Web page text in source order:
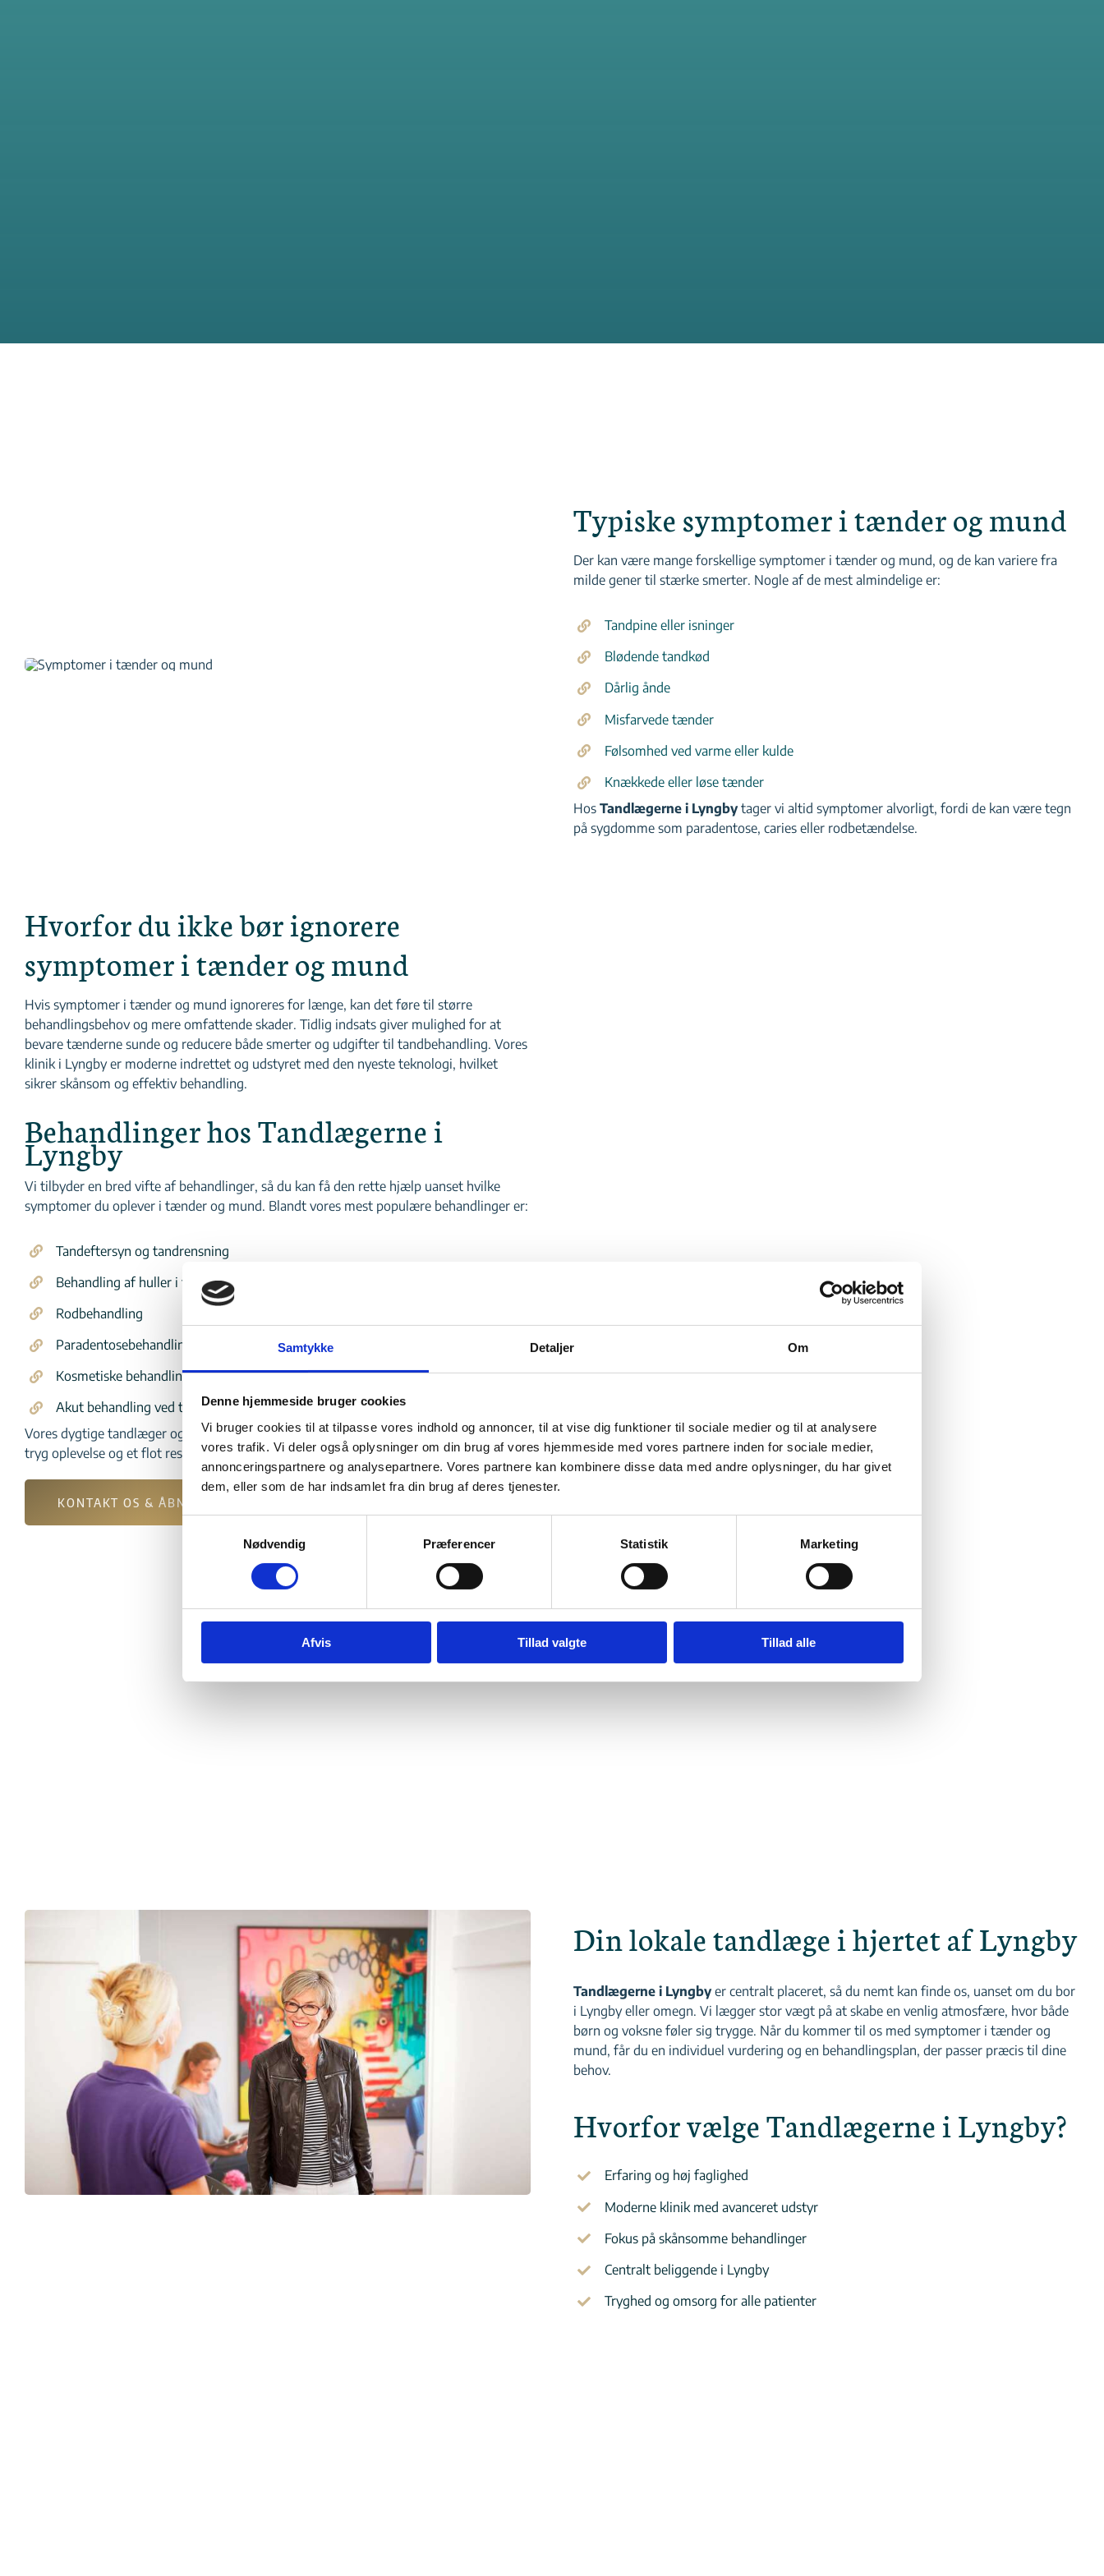
Samtykke Detaljer Om
Denne hjemmeside bruger cookies
Vi bruger cookies til at tilpasse vores indhold og annoncer, til at vise dig funktioner til sociale medier og til at analysere
vores trafik. Vi deler også oplysninger om din brug af vores hjemmeside med vores partnere inden for sociale medier,
annonceringspartnere og analysepartnere. Vores partnere kan kombinere disse data med andre oplysninger, du har givet
dem, eller som de har indsamlet fra din brug af deres tjenester.
Samtykkevalg
Nødvendig
Præferencer Statistik Marketing
Afvis Tillad valgte Tillad alle
Typiske symptomer i tænder og mund
Der kan være mange forskellige symptomer i tænder og mund, og de kan variere fra
milde gener til stærke smerter. Nogle af de mest almindelige er:
Tandpine eller isninger
Blødende tandkød
Dårlig ånde
Misfarvede tænder
Følsomhed ved varme eller kulde
Knækkede eller løse tænder
Hos Tandlægerne i Lyngbytager vi altid symptomer alvorligt, fordi de kan være tegn
på sygdomme som paradentose, caries eller rodbetændelse.
Hvorfor du ikke bør ignorere
symptomer i tænder og mund
Hvis symptomer i tænder og mund ignoreres for længe, kan det føre til større
behandlingsbehov og mere omfattende skader. Tidlig indsats giver mulighed for at
bevare tænderne sunde og reducere både smerter og udgifter til tandbehandling. Vores
klinik i Lyngby er moderne indrettet og udstyret med den nyeste teknologi, hvilket
sikrer skånsom og effektiv behandling.
Behandlinger hos Tandlægerne i
Lyngby
Vi tilbyder en bred vifte af behandlinger, så du kan få den rette hjælp uanset hvilke
symptomer du oplever i tænder og mund. Blandt vores mest populære behandlinger er:
Tandeftersyn og tandrensning
Behandling af huller i tænderne (caries)
Rodbehandling
Paradentosebehandling
Kosmetiske behandlinger som tandblegning og facader
Akut behandling ved tandpine
Vores dygtige tandlæger og tandplejere arbejder tæt sammen for at sikre, at du får en
tryg oplevelse og et flot resultat.
KONTAKT OS & ÅBNINGSTIDER
Din lokale tandlæge i hjertet af Lyngby
Tandlægerne i Lyngbyer centralt placeret, så du nemt kan finde os, uanset om du bor
i Lyngby eller omegn. Vi lægger stor vægt på at skabe en venlig atmosfære, hvor både
børn og voksne føler sig trygge. Når du kommer til os med symptomer i tænder og
mund, får du en individuel vurdering og en behandlingsplan, der passer præcis til dine
behov.
Hvorfor vælge Tandlægerne i Lyngby?
Erfaring og høj faglighed
Moderne klinik med avanceret udstyr
Fokus på skånsomme behandlinger
Centralt beliggende i Lyngby
Tryghed og omsorg for alle patienter